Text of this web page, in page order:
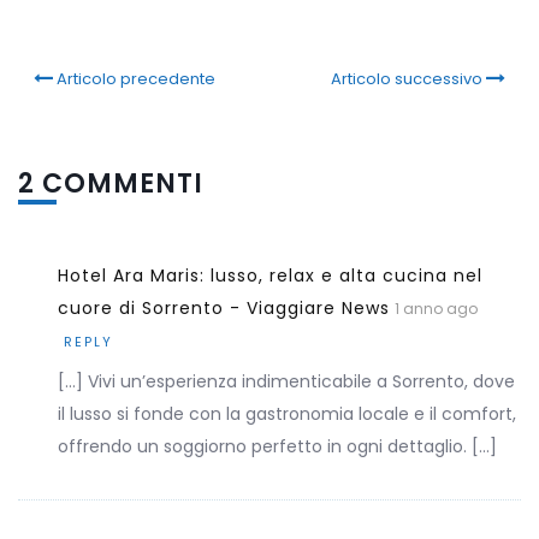
Articolo precedente Articolo successivo
2 COMMENTI
Hotel Ara Maris: lusso, relax e alta cucina nel
cuore di Sorrento - Viaggiare News 1 anno ago
REPLY
[…] Vivi un’esperienza indimenticabile a Sorrento, dove
il lusso si fonde con la gastronomia locale e il comfort,
offrendo un soggiorno perfetto in ogni dettaglio. […]